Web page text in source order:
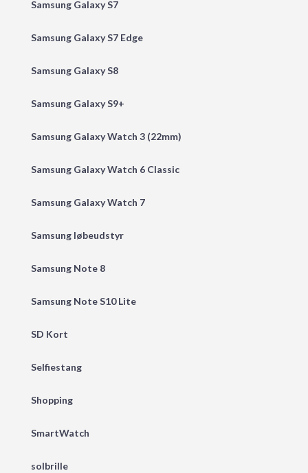
Samsung Galaxy S7
Samsung Galaxy S7 Edge
Samsung Galaxy S8
Samsung Galaxy S9+
Samsung Galaxy Watch 3 (22mm)
Samsung Galaxy Watch 6 Classic
Samsung Galaxy Watch 7
Samsung løbeudstyr
Samsung Note 8
Samsung Note S10 Lite
SD Kort
Selfiestang
Shopping
SmartWatch
solbrille